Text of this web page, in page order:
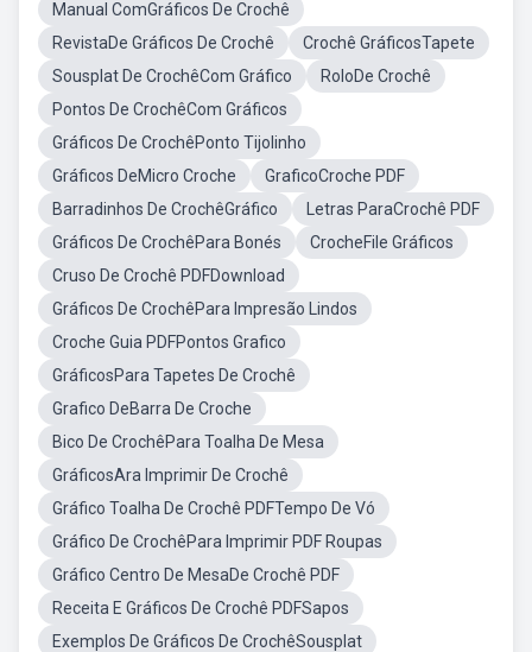
Manual ComGráficos De Crochê
RevistaDe Gráficos De Crochê
Crochê GráficosTapete
Sousplat De CrochêCom Gráfico
RoloDe Crochê
Pontos De CrochêCom Gráficos
Gráficos De CrochêPonto Tijolinho
Gráficos DeMicro Croche
GraficoCroche PDF
Barradinhos De CrochêGráfico
Letras ParaCrochê PDF
Gráficos De CrochêPara Bonés
CrocheFile Gráficos
Cruso De Crochê PDFDownload
Gráficos De CrochêPara Impresão Lindos
Croche Guia PDFPontos Grafico
GráficosPara Tapetes De Crochê
Grafico DeBarra De Croche
Bico De CrochêPara Toalha De Mesa
GráficosAra Imprimir De Crochê
Gráfico Toalha De Crochê PDFTempo De Vó
Gráfico De CrochêPara Imprimir PDF Roupas
Gráfico Centro De MesaDe Crochê PDF
Receita E Gráficos De Crochê PDFSapos
Exemplos De Gráficos De CrochêSousplat